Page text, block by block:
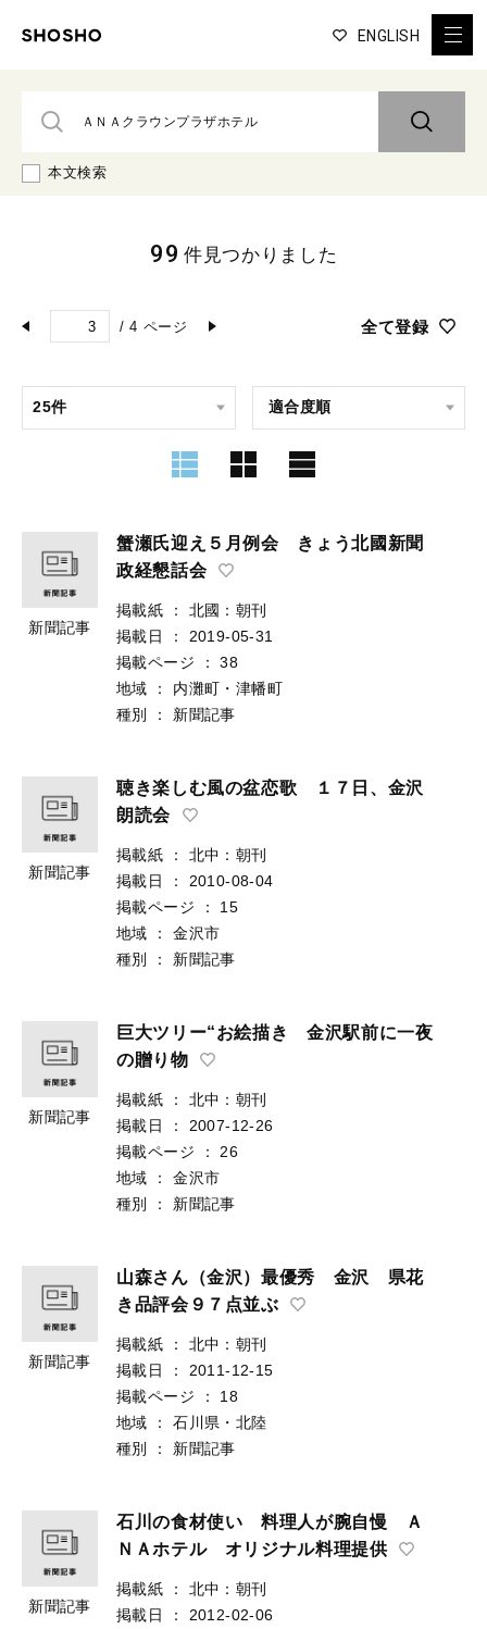
ENGLISH
本文検索
/ 4 ページ 全て登録
99 件見つかりました
新聞記事
蟹瀬氏迎え５月例会 きょう北國新聞
政経懇話会
掲載紙 ：
北國：朝刊
掲載日
：
2019-05-31
掲載ページ
：
38
地域
：
内灘町・津幡町
種別
： 新聞記事
新聞記事
聴き楽しむ風の盆恋歌 １７日、金沢
朗読会
掲載紙 ：
北中：朝刊
掲載日
：
2010-08-04
掲載ページ
：
15
地域
：
金沢市
種別
： 新聞記事
新聞記事
巨大ツリー“お絵描き 金沢駅前に一夜
の贈り物
掲載紙 ：
北中：朝刊
掲載日
：
2007-12-26
掲載ページ
：
26
地域
：
金沢市
種別
： 新聞記事
新聞記事
山森さん（金沢）最優秀 金沢 県花
き品評会９７点並ぶ
掲載紙 ：
北中：朝刊
掲載日
：
2011-12-15
掲載ページ
：
18
地域
：
石川県・北陸
種別
： 新聞記事
新聞記事
石川の食材使い 料理人が腕自慢 Ａ
ＮＡホテル オリジナル料理提供
掲載紙 ：
北中：朝刊
掲載日
：
2012-02-06